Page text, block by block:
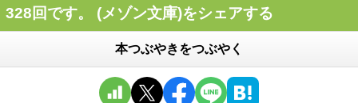
328回です。 (メゾン文庫)をシェアする
本つぶやきをつぶやく